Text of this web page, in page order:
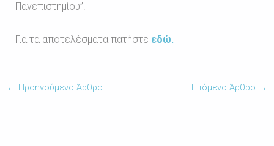
Πανεπιστημίου”.
Για τα αποτελέσματα πατήστε εδώ.
← Προηγούμενο Άρθρο Επόμενο Άρθρο →